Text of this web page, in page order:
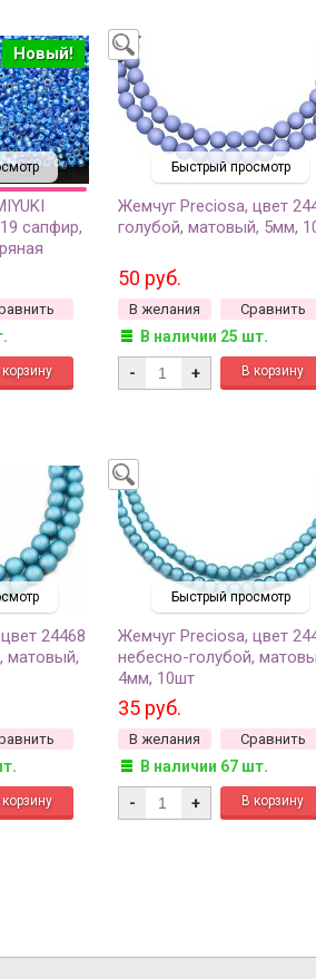
Новый!
сапфир,
Быстрый просмотр
Жемчуг Preciosa, цвет
голубой, матовый, 5мм,
50 руб.
В желания Сравнить
В наличии 25 шт.
- +
24468
матовый,
Быстрый просмотр
Жемчуг Preciosa, цвет
небесно-голубой,
4мм, 10шт
35 руб.
В желания Сравнить
В наличии 67 шт.
- +